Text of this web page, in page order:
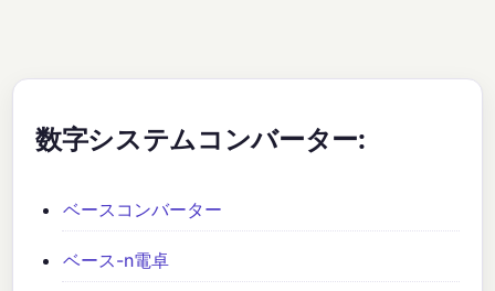
数字システムコンバーター:
ベースコンバーター
ベース-n電卓